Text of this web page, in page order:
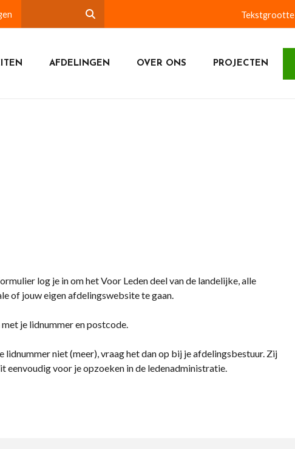
Tekstgrootte
AFDELINGEN OVER ONS PROJECTEN
log je in om het Voor Leden deel van de landelijke, alle
of jouw eigen afdelingswebsite te gaan.
met je lidnummer en postcode.
lidnummer niet (meer), vraag het dan op bij je afdelingsbestuur. Zij
eenvoudig voor je opzoeken in de ledenadministratie.